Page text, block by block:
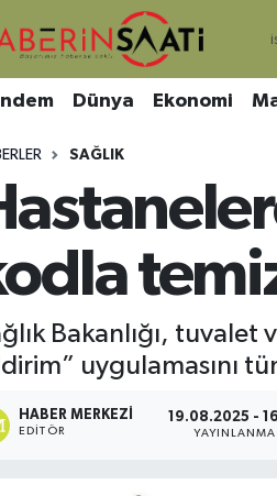
Dünya Ekonomi
SAĞLIK
Bakanlığı, tuvalet
uygulamasını
HABER MERKEZI
EDITÖR
19.08.2025 -
YAYINLANMA
Durumu ve Fikstür
Haberleri